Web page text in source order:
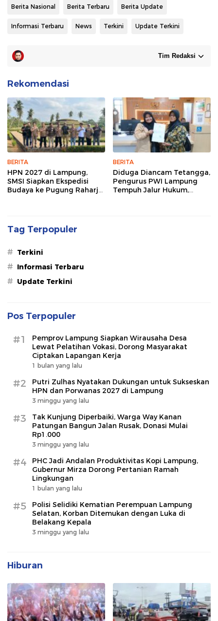
Berita Nasional Berita Terbaru Berita Update
Informasi Terbaru News Terkini Update Terkini
Tim Redaksi
Rekomendasi
BERITA
HPN 2027 di Lampung,
SMSI Siapkan Ekspedisi
Budaya ke Pugung Raharjo
BERITA
Diduga Diancam Tetangga,
Pengurus PWI Lampung
Tempuh Jalur Hukum,
Tag Terpopuler
# Terkini
# Informasi Terbaru
# Update Terkini
Pos Terpopuler
#1
Pemprov Lampung Siapkan Wirausaha Desa
Lewat Pelatihan Vokasi, Dorong Masyarakat
Ciptakan Lapangan Kerja
1 bulan yang lalu
#2
Putri Zulhas Nyatakan Dukungan untuk Sukseskan
HPN dan Porwanas 2027 di Lampung
3 minggu yang lalu
#3
Tak Kunjung Diperbaiki, Warga Way Kanan
Patungan Bangun Jalan Rusak, Donasi Mulai
Rp1.000
3 minggu yang lalu
#4
PHC Jadi Andalan Produktivitas Kopi Lampung,
Gubernur Mirza Dorong Pertanian Ramah
Lingkungan
1 bulan yang lalu
#5
Polisi Selidiki Kematian Perempuan Lampung
Selatan, Korban Ditemukan dengan Luka di
Belakang Kepala
3 minggu yang lalu
Hiburan